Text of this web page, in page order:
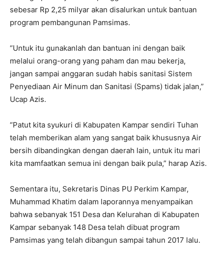
sebesar Rp 2,25 milyar akan disalurkan untuk bantuan
program pembangunan Pamsimas.
“Untuk itu gunakanlah dan bantuan ini dengan baik
melalui orang-orang yang paham dan mau bekerja,
jangan sampai anggaran sudah habis sanitasi Sistem
Penyediaan Air Minum dan Sanitasi (Spams) tidak jalan,”
Ucap Azis.
“Patut kita syukuri di Kabupaten Kampar sendiri Tuhan
telah memberikan alam yang sangat baik khususnya Air
bersih dibandingkan dengan daerah lain, untuk itu mari
kita mamfaatkan semua ini dengan baik pula,” harap Azis.
Sementara itu, Sekretaris Dinas PU Perkim Kampar,
Muhammad Khatim dalam laporannya menyampaikan
bahwa sebanyak 151 Desa dan Kelurahan di Kabupaten
Kampar sebanyak 148 Desa telah dibuat program
Pamsimas yang telah dibangun sampai tahun 2017 lalu.